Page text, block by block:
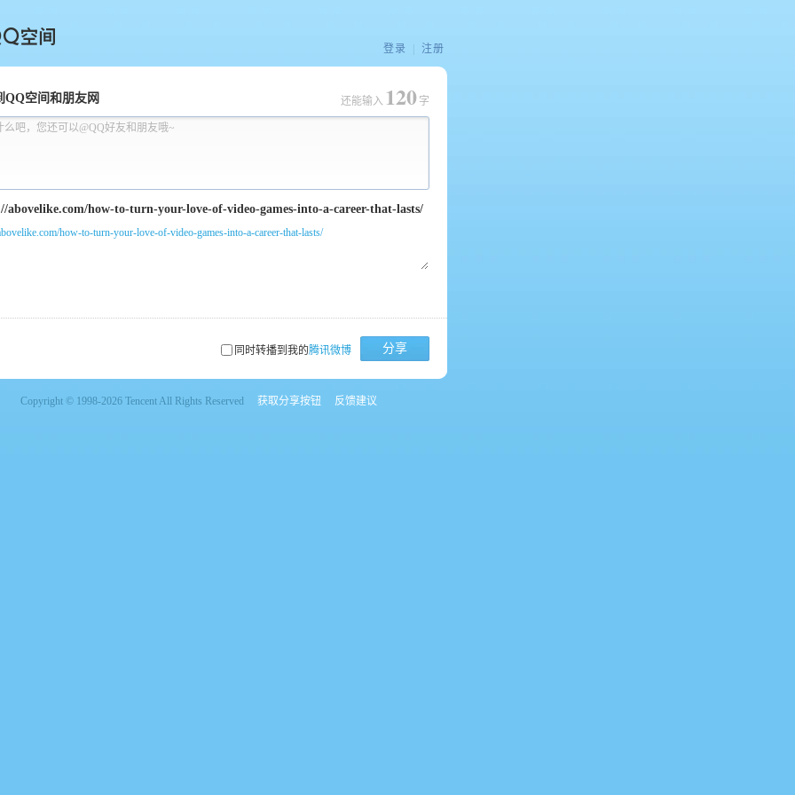
间
登录 注册
QQ空间和朋友网
么吧，您还可以@QQ好友和朋友哦~
还能输入 120 字
how-to-turn-your-love-of-video-games-into-a-career-that-lasts/
同时转播到我的腾讯微博 分享
Copyright © 1998-2026 Tencent All Rights Reserved 获取分享按钮 反馈建议